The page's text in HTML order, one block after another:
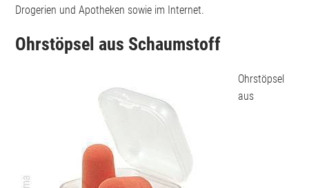
Drogerien und Apotheken sowie im Internet.
Ohrstöpsel aus Schaumstoff
Ohrstöpsel
aus